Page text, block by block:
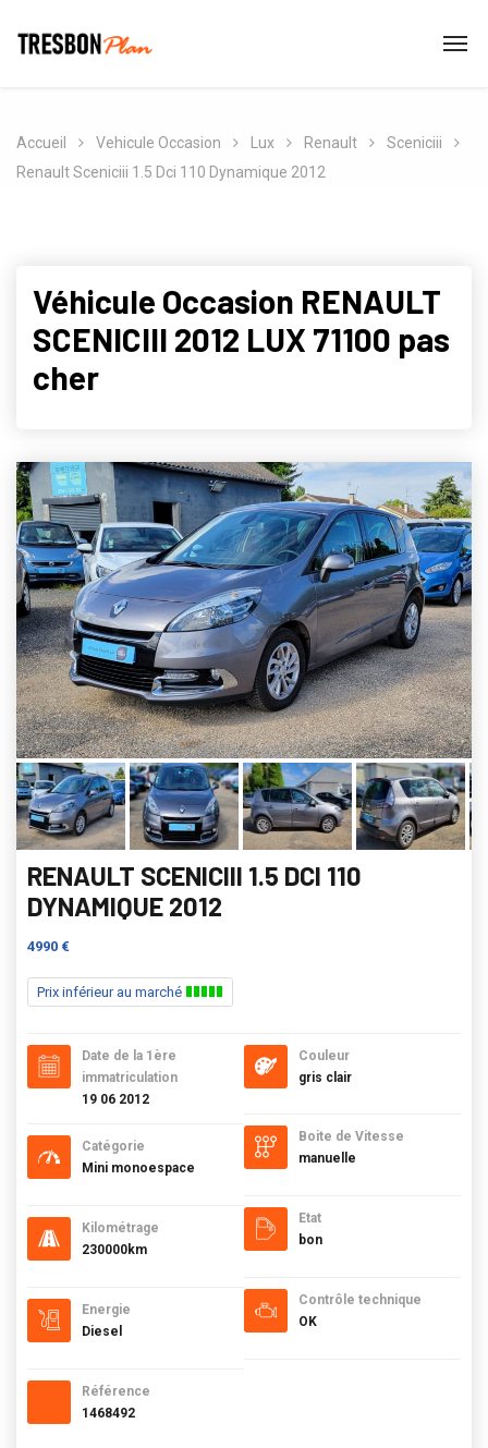
Accueil Vehicule Occasion Lux Renault
Sceniciii
Renault Sceniciii 1.5 Dci 110 Dynamique 2012
Véhicule Occasion RENAULT
SCENICIII 2012 LUX 71100 pas
cher
RENAULT SCENICIII 1.5 DCI 110
DYNAMIQUE 2012
4990 €
Prix inférieur au marché
Date de la 1ère
immatriculation
19 06 2012
Catégorie
Mini monoespace
Kilométrage
230000km
Energie
Diesel
Référence
1468492
Couleur
gris clair
Boite de Vitesse
manuelle
Etat
bon
Contrôle technique
OK